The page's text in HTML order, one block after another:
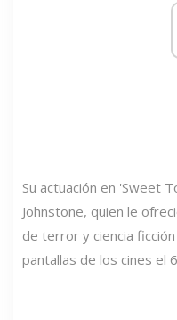
Su actuación en 'Sweet
Johnstone, quien le
de terror y ciencia
pantallas de los cines el